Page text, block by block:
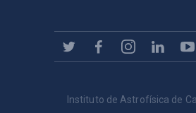
Instituto de Astrofísica de